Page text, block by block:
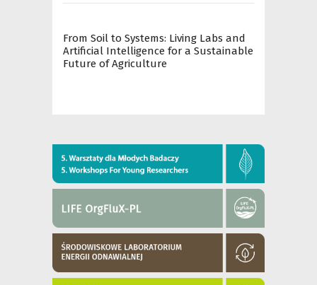
From Soil to Systems: Living Labs and
Artificial Intelligence for a Sustainable
Future of Agriculture